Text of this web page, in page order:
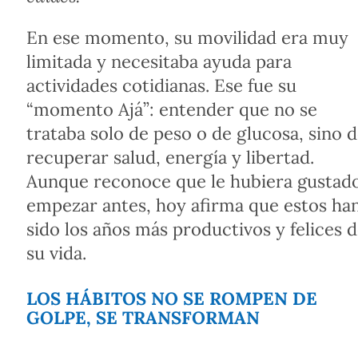
En ese momento, su movilidad era muy
limitada y necesitaba ayuda para
actividades cotidianas. Ese fue su
“momento Ajá”: entender que no se
trataba solo de peso o de glucosa, sino
recuperar salud, energía y libertad.
Aunque reconoce que le hubiera
empezar antes, hoy afirma que estos
sido los años más productivos y felices
su vida.
LOS HÁBITOS NO SE ROMPEN DE
GOLPE, SE TRANSFORMAN